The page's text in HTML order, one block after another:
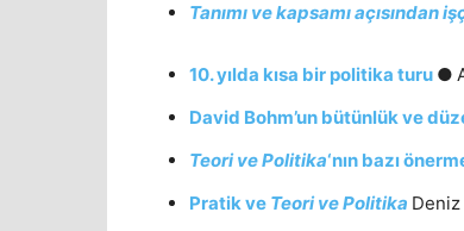
Tanımı ve kapsamı açısından
10. yılda kısa bir politika turu ●
David Bohm’un bütünlük ve
Teori ve Politika‘nın bazı
Pratik ve Teori ve Politika